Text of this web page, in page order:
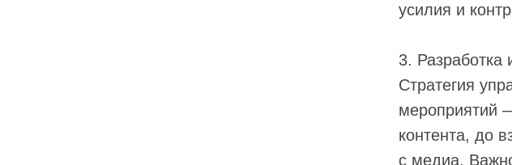
усилия и
3. Разработка
Стратегия
мероприятий
контента, до
с медиа.